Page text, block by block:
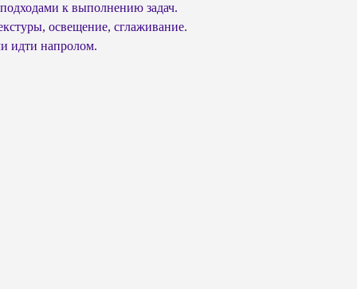
к выполнению задач.
освещение, сглаживание.
идти напролом.